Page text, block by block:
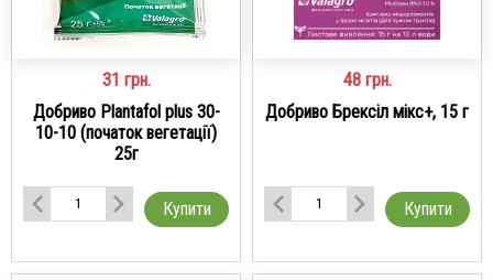
31 грн.
Добриво Plantafol plus 30-
10-10 (початок вегетації)
25г
Купити
48 грн.
Добриво Брексіл мікс+, 15 г
Купити